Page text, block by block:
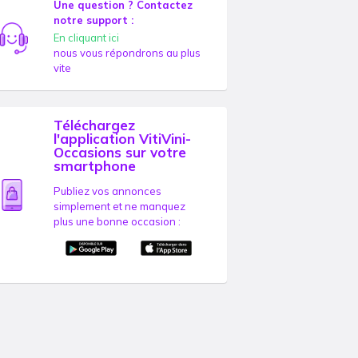
Une question ? Contactez
notre support :
En cliquant ici
nous vous répondrons au plus
vite
Téléchargez
l'application VitiVini-
Occasions sur votre
smartphone
Publiez vos annonces
simplement et ne manquez
plus une bonne occasion :